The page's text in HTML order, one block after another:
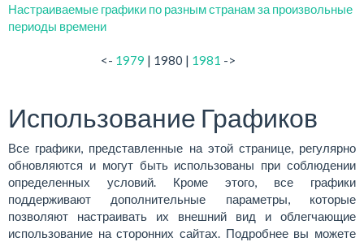
Настраиваемые графики по разным странам за произвольные
периоды времени
<- 1979 | 1980 | 1981 ->
Использование Графиков
Все графики, представленные на этой странице, регулярно
обновляются и могут быть использованы при соблюдении
определенных условий. Кроме этого, все графики
поддерживают дополнительные параметры, которые
позволяют настраивать их внешний вид и облегчающие
использование на сторонних сайтах. Подробнее вы можете